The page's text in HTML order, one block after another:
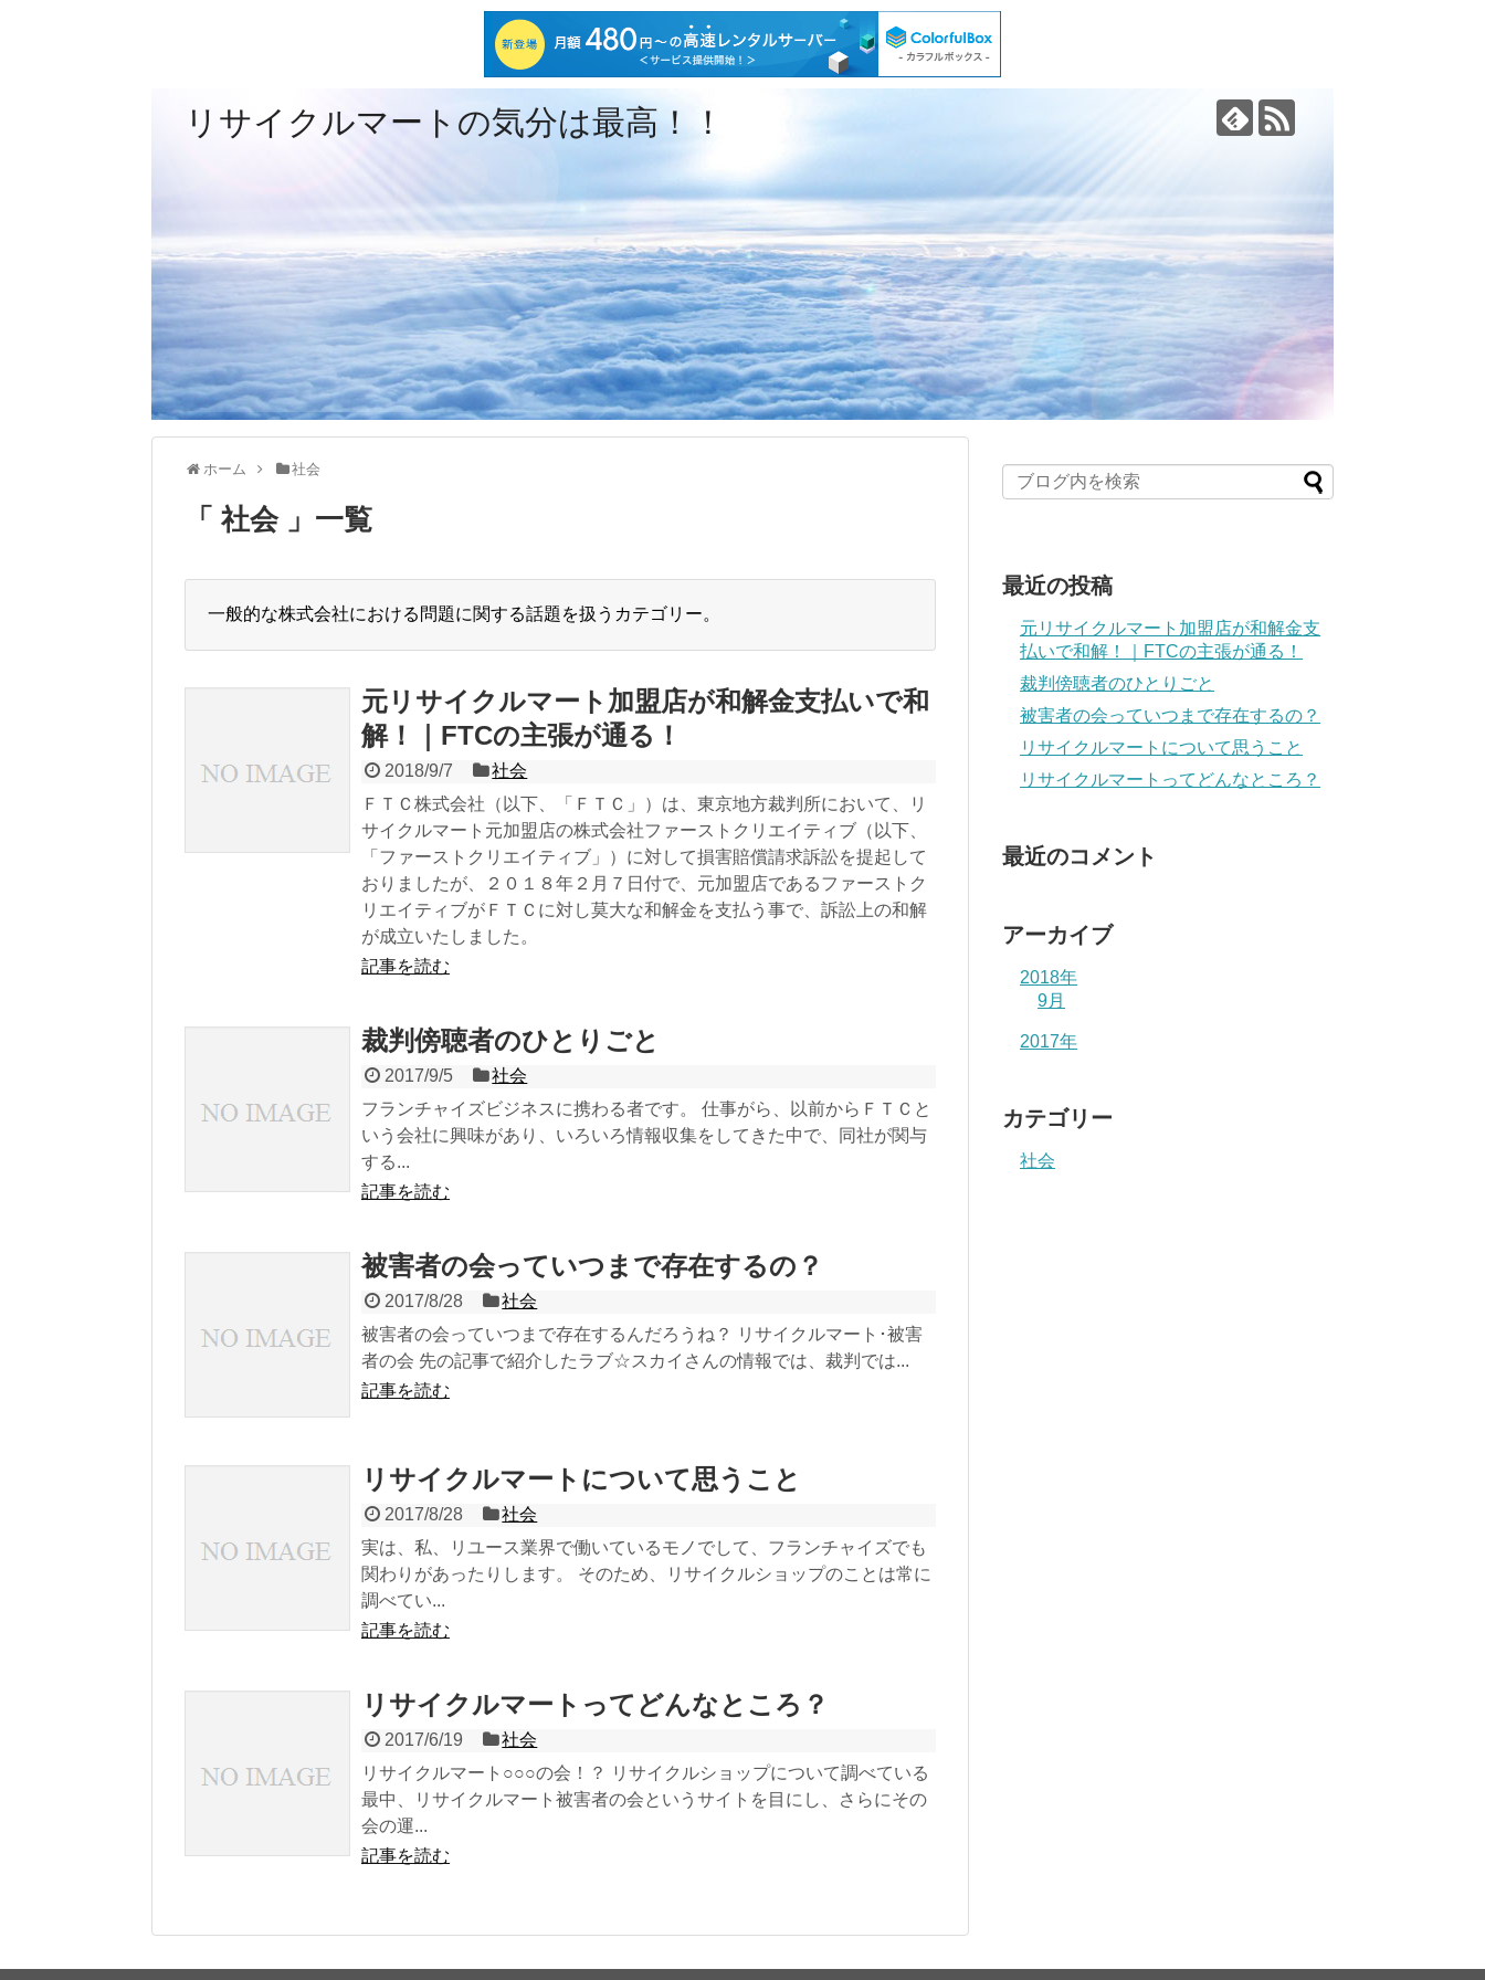
リサイクルマートの気分は最高！！
ホーム 社会
「 社会 」一覧
一般的な株式会社における問題に関する話題を扱うカテゴリー。
元リサイクルマート加盟店が和解金支払いで和
解！｜FTCの主張が通る！
2018/9/7
社会
ＦＴＣ株式会社（以下、「ＦＴＣ」）は、東京地方裁判所において、リ
サイクルマート元加盟店の株式会社ファーストクリエイティブ（以下、
「ファーストクリエイティブ」）に対して損害賠償請求訴訟を提起して
おりましたが、２０１８年２月７日付で、元加盟店であるファーストク
リエイティブがＦＴＣに対し莫大な和解金を支払う事で、訴訟上の和解
が成立いたしました。
記事を読む
裁判傍聴者のひとりごと
2017/9/5
社会
フランチャイズビジネスに携わる者です。 仕事がら、以前からＦＴＣと
いう会社に興味があり、いろいろ情報収集をしてきた中で、同社が関与
する...
記事を読む
被害者の会っていつまで存在するの？
2017/8/28
社会
被害者の会っていつまで存在するんだろうね？ リサイクルマート･被害
者の会 先の記事で紹介したラブ☆スカイさんの情報では、裁判では...
記事を読む
リサイクルマートについて思うこと
2017/8/28
社会
実は、私、リユース業界で働いているモノでして、フランチャイズでも
関わりがあったりします。 そのため、リサイクルショップのことは常に
調べてい...
記事を読む
リサイクルマートってどんなところ？
2017/6/19
社会
リサイクルマート○○○の会！？ リサイクルショップについて調べている
最中、リサイクルマート被害者の会というサイトを目にし、さらにその
会の運...
記事を読む
最近の投稿
元リサイクルマート加盟店が和解金支
払いで和解！｜FTCの主張が通る！
裁判傍聴者のひとりごと
被害者の会っていつまで存在するの？
リサイクルマートについて思うこと
リサイクルマートってどんなところ？
最近のコメント
アーカイブ
2018年
9月
2017年
カテゴリー
社会